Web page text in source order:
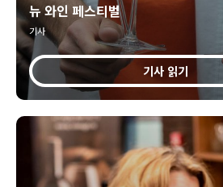
뉴 와인 페스티벌
기사
기사 읽기